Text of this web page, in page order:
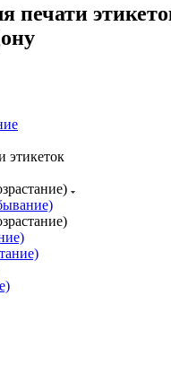
печати
этикеток